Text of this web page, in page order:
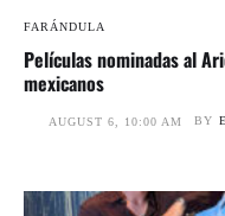
FARÁNDULA
Películas nominadas al
mexicanos
AUGUST 6, 10:00 AM BY